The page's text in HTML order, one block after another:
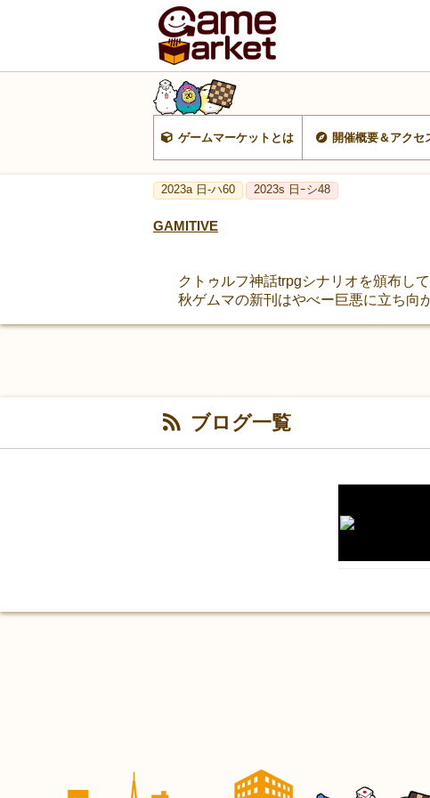
ゲームマーケットとは 開催概要＆アクセ
2023a 日-ハ60 2023s 日ｰシ48
GAMITIVE
クトゥルフ神話trpgシナリオを頒布して
秋ゲムマの新刊はやべー巨悪に立ち向
ブログ一覧